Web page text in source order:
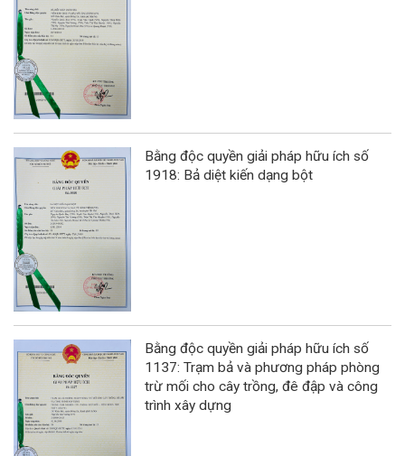
Bằng độc quyền giải pháp hữu ích số
1918: Bả diệt kiến dạng bột
Bằng độc quyền giải pháp hữu ích số
1137: Trạm bả và phương pháp phòng
trừ mối cho cây trồng, đê đập và công
trình xây dựng